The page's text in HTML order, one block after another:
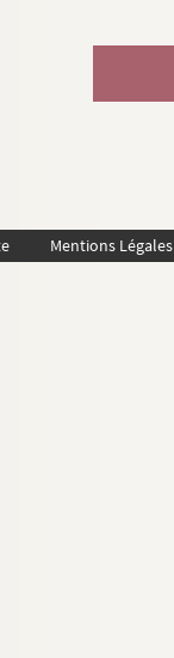
Mentions Légales